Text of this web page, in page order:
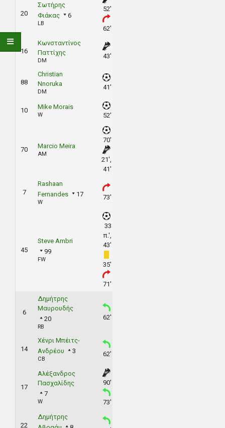
20
Σωτήρης
Φιάκας
6
LB
52'
62'
16
Κωνσταντίνος
Παττίχης
DM
43'
88
Christian
Nnoruka
DM
41'
10 Mike Morais
W 52'
70 Marcio Meira
AM
70'
21',
41'
7
Rashaan
Fernandes
17
W
73'
45
Steve Ambri
99
FW
33
π.',
43'
35'
71'
6
Δημήτρης
Μαυρουδής
20
RB
62'
14
Χένρι Μπέιτς-
Ανδρέου
3
CB
62'
17
Αλέξανδρος
Πασχαλίδης
7
W
90'
73'
22
Δημήτρης